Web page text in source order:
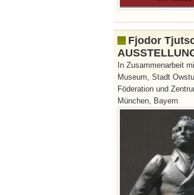
Fjodor
In Zusammenarbeit
Museum, Stadt
Föderation und
München, Bayern